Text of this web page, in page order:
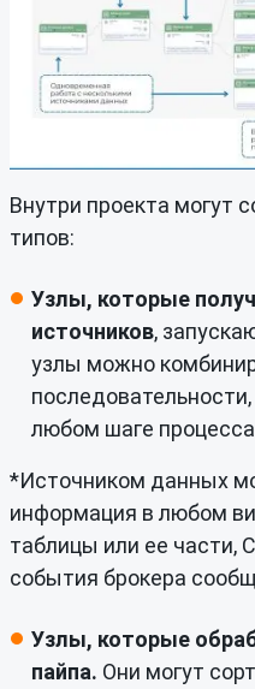
Внутри проекта могут
типов:
Узлы, которые
источников,
узлы можно
любом шаге
*Источником данных
информация в любом
таблицы или ее части,
события брокера
Узлы, которые
пайпа. Они могут